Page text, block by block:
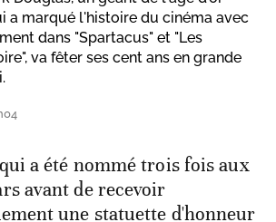
a marqué l'histoire du cinéma avec
dans "Spartacus" et "Les
va fêter ses cent ans en grande
a été nommé trois fois aux
avant de recevoir
une statuette d'honneur